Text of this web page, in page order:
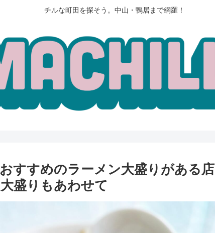
チルな町田を探そう。中山・鴨居まで網羅！
すすめのラーメン大盛りがある店
盛りもあわせて